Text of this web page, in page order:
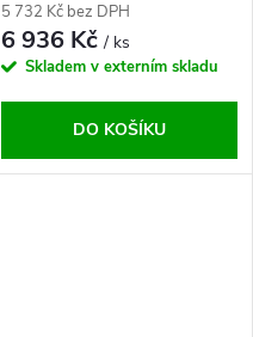
5 732 Kč bez DPH
6 936 Kč/ ks
Skladem v externím skladu
DO KOŠÍKU